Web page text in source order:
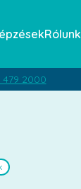
Rólunk
479 2000